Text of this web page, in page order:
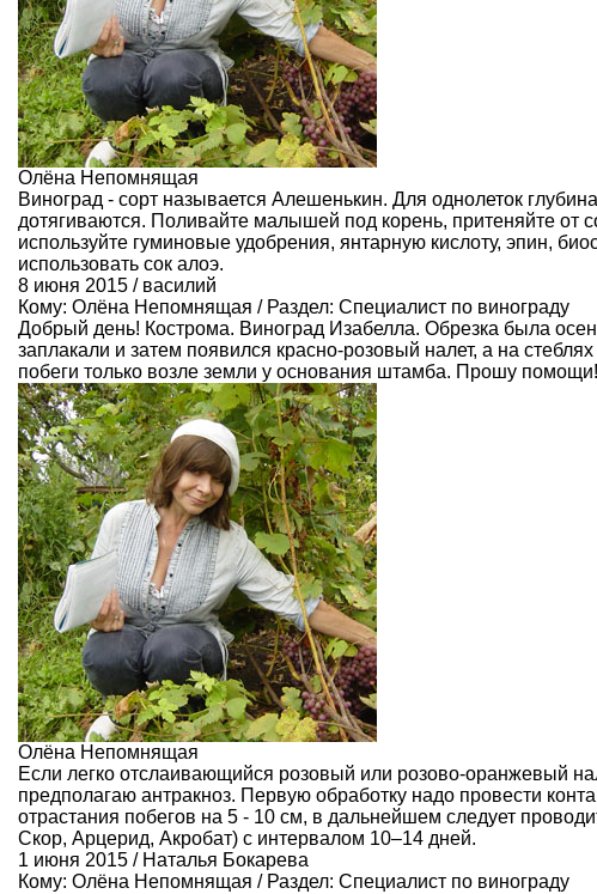
Олёна Непомнящая
Виноград - сорт называется Алешенькин. Для однолеток
дотягиваются. Поливайте малышей под корень, притеняйте от
используйте гуминовые удобрения, янтарную кислоту, эпин,
использовать сок алоэ.
8 июня 2015 / василий
Кому: Олёна Непомнящая / Раздел: Специалист по винограду
Добрый день! Кострома. Виноград Изабелла. Обрезка была
заплакали и затем появился красно-розовый налет, а на
побеги только возле земли у основания штамба. Прошу помощи!
Олёна Непомнящая
Если легко отслаивающийся розовый или розово-оранжевый
предполагаю антракноз. Первую обработку надо провести
отрастания побегов на 5 - 10 см, в дальнейшем следует
Скор, Арцерид, Акробат) с интервалом 10–14 дней.
1 июня 2015 / Наталья Бокарева
Кому: Олёна Непомнящая / Раздел: Специалист по винограду